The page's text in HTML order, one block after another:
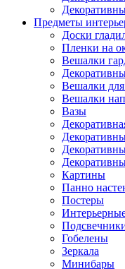
Предметы
Доски
Пленки на
Вешалки
Вешалки
Вешалки
Вазы
Картины
Панно
Постеры
Гобелены
Зеркала
Минибары